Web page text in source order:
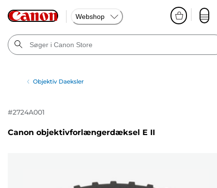
Webshop
Objektiv Daeksler
#2724A001
Canon objektivforlængerdæksel E II